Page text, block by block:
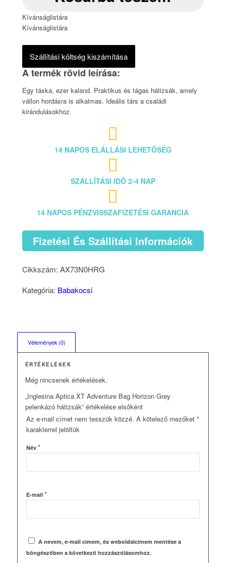
Egy táska, ezer kaland. Praktikus és tágas hátizsák, amely
vállon hordásra is alkalmas. Ideális társ a családi
kirándulásokhoz.
Kívánságlistára
Kívánságlistára
Szállítási költség kiszámítása

14 NAPOS ELÁLLÁSI LEHETŐSÉG

SZÁLLÍTÁSI IDŐ 2-4 NAP

14 NAPOS PÉNZVISSZAFIZETÉSI GARANCIA
Fizetési És Szállítási Információk
Cikkszám: AX73N0HRG
Kategória: Babakocsi
Vélemények (0)
ÉRTÉKELÉSEK
Még nincsenek értékelések.
„Inglesina Aptica XT Adventure Bag Horizon Grey
pelenkázó hátizsák” értékelése elsőként
Az e-mail címet nem tesszük közzé. A kötelező mezőket *
karakterrel jelöltük
Név *
E-mail *
A nevem, e-mail címem, és weboldalcímem mentése a
böngészőben a következő hozzászólásomhoz.